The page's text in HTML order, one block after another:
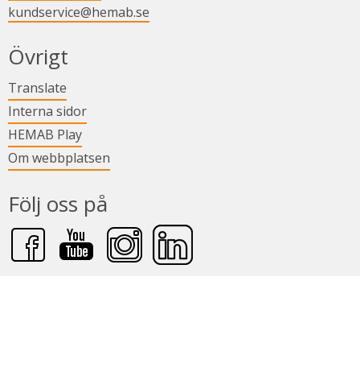
kundservice@hemab.se
Övrigt
Translate
Interna sidorLänk till annan webbplats.
HEMAB PlayLänk till annan webbplats.
Om webbplatsen
Följ oss på